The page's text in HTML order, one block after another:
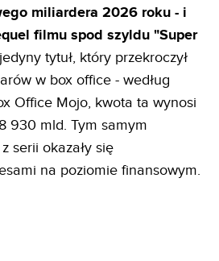
miliardera 2026 roku - i
filmu spod szyldu "Super
tytuł, który przekroczył
w box office - według
Office Mojo, kwota ta wynosi
930 mld. Tym samym
serii okazały się
na poziomie finansowym.